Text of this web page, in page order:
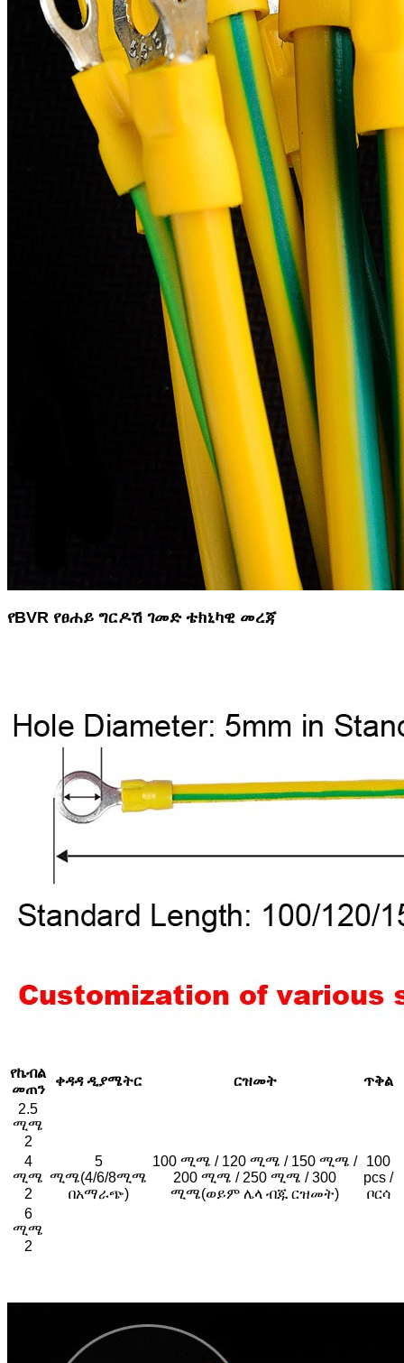
የBVR የፀሐይ ግርዶሽ ገመድ ቴክኒካዊ መረጃ
የኬብል
መጠን
ቀዳዳ ዲያሜትር ርዝመት
ጥቅል
2.5
ሚሜ
2
5
ሚሜ(4/6/8ሚሜ
በአማራጭ)
100 ሚሜ / 120 ሚሜ / 150 ሚሜ /
200 ሚሜ / 250 ሚሜ / 300
ሚሜ(ወይም ሌላ ብጁ ርዝመት)
100
pcs /
ቦርሳ
4
ሚሜ
2
6
ሚሜ
2